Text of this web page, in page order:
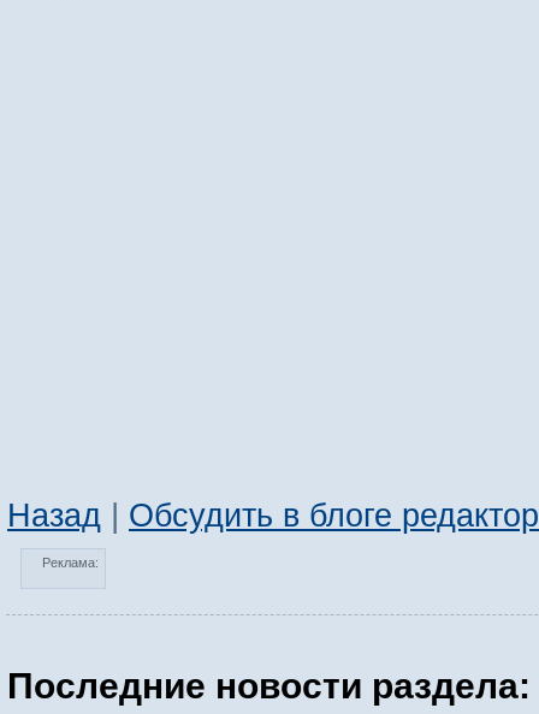
Назад | Обсудить в блоге
Реклама:
Последние новости раздела: